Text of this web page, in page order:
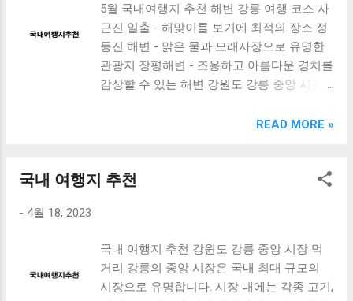
행자들의 입맛을 사로잡고 있습니다. 이러한
청산도에서의 가을 여행을 즐길 수 있는 코스
와 함께, 추천하는 숙소도 함께 소개해드리겠
습니다. [ Table of Contents ] 슬로시티에서
청산도까지의 이동 방법과 시간 청산도에서
청산도 여행의 매력과 추천 숙소 소개 맺음말
은 다양합니다. 대중교통을 이용하거나 자가
용하는 것입니다. 슬로시티에서 청산도까지
지하철을 이용하는 경우, 먼저 1호선을 이용
하여 청량리역으로 이동합니다. 그리고 청량
리역에서 1호선에서 4호선으로 환승하여 회
5월 국내여행지 추천 해변 강릉 여행 코스 사
근진 일출 - 해맞이를 보기에 최적의 장소 정
동진 해변 - 맑은 물과 모래사장으로 유명한
관광지 장평해변 - 조용하고 아름다운 경치를
감상할 수 있는 해변 강원도 강릉 중앙 시장
떡으로 유명 마카롱 - 부드러운 식감과 다양
양강 잔도길 - 푸르른 자연과 성공적인 생태
http://blogspot.allmoneythings.com/2023/04
/a.html
http://blogspot.allmoneythings.com/2023/04
READ MORE »
국내 여행지 추천
- 4월 18, 2023
국내 여행지 추천 강원도 강릉 중앙 시장 먹
거리 강릉의 중앙 시장은 국내 최대 규모의
시장으로 유명합니다. 시장 내에는 각종 고기,